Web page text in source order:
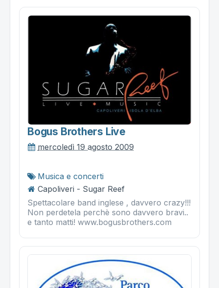
Bogus Brothers Live
mercoledì 19 agosto 2009
Musica e concerti
Capoliveri - Sugar Reef
Spettacolare band inglese , davvero crazy!!!
Non perdetela perchè sono davvero bravi..
e tanto matti! www.bogusbrothers.com